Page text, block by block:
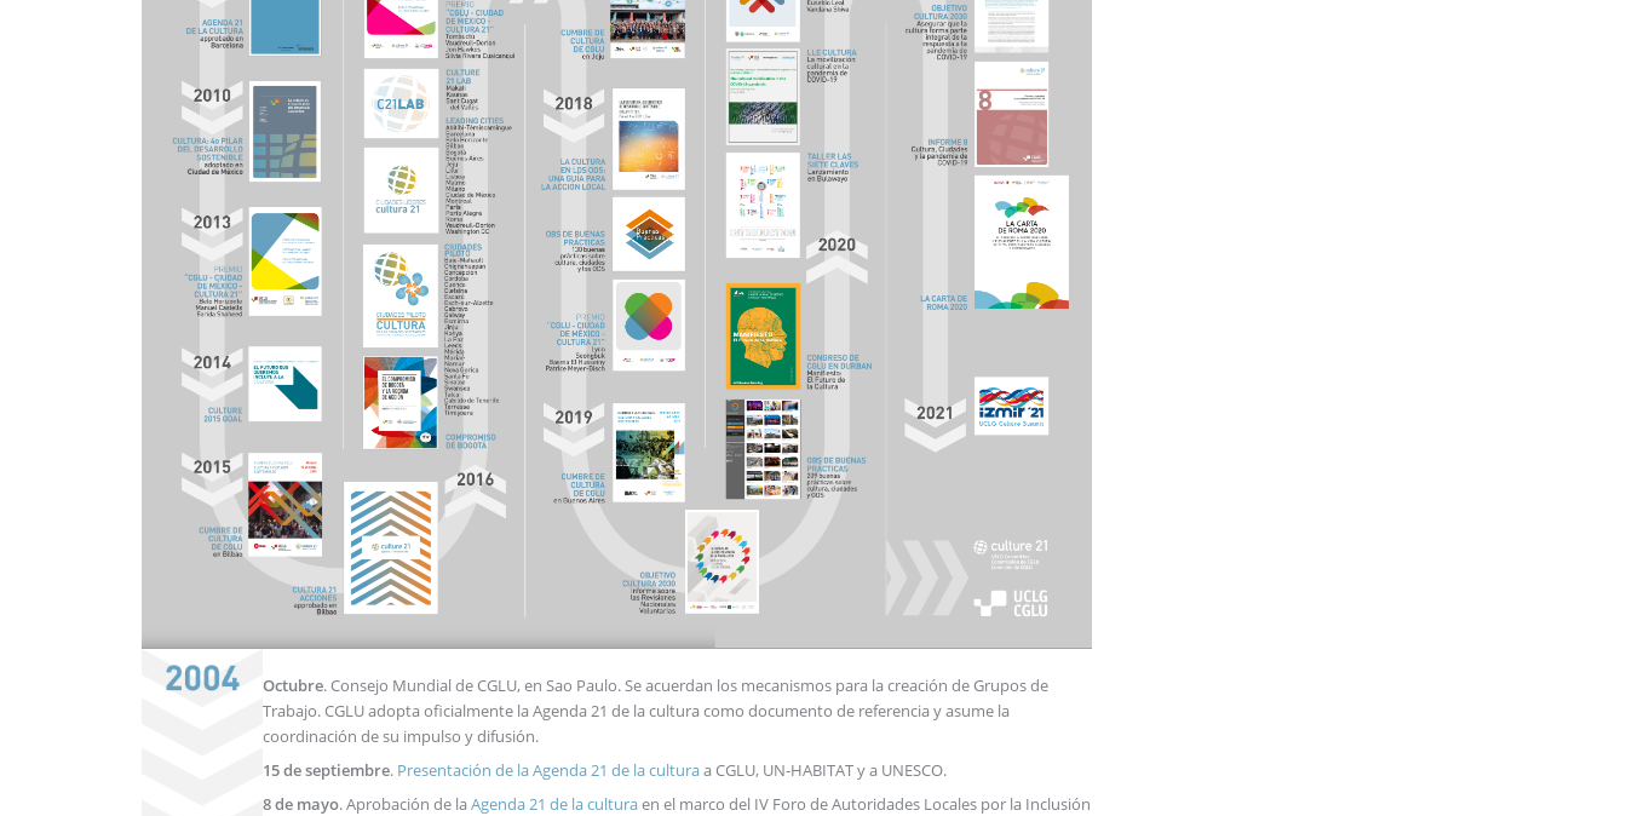
Octubre. Consejo Mundial de CGLU, en Sao Paulo. Se acuerdan los mecanismos para la creación de Grupos de
Trabajo. CGLU adopta oficialmente la Agenda 21 de la cultura como documento de referencia y asume la
coordinación de su impulso y difusión.
15 de septiembre. Presentación de la Agenda 21 de la culturaa CGLU, UN-HABITAT y a UNESCO.
8 de mayo. Aprobación de la Agenda 21 de la culturaen el marco del IV Foro de Autoridades Locales por la Inclusión